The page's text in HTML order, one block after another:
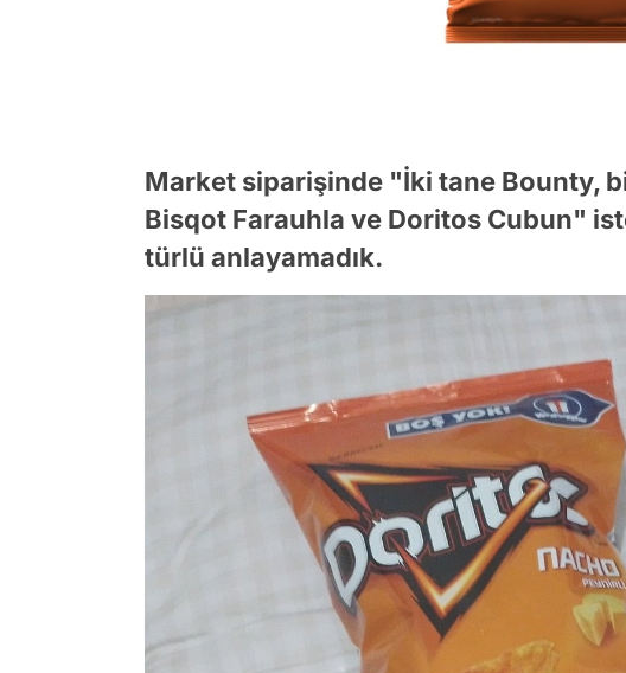
Market siparişinde "İki tane Bounty,
Bisqot Farauhla ve Doritos Cubun"
türlü anlayamadık.